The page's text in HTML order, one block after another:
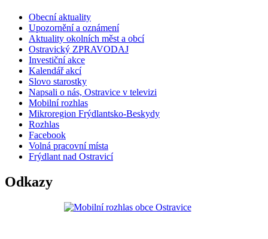
Obecní aktuality
Upozornění a oznámení
Aktuality okolních měst a obcí
Ostravický ZPRAVODAJ
Investiční akce
Kalendář akcí
Slovo starostky
Napsali o nás, Ostravice v televizi
Mobilní rozhlas
Mikroregion Frýdlantsko-Beskydy
Rozhlas
Facebook
Volná pracovní místa
Frýdlant nad Ostravicí
Odkazy